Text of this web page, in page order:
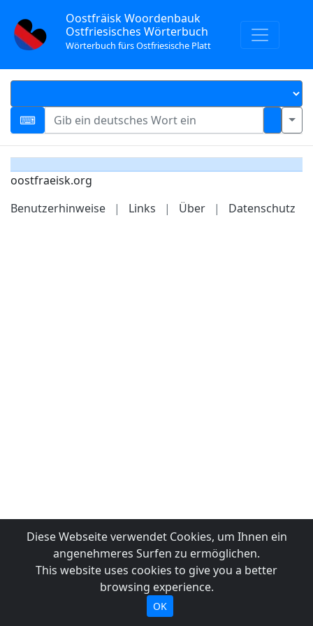
Oostfräisk Woordenbauk
Ostfriesisches Wörterbuch
Wörterbuch fürs Ostfriesische Platt
oostfraeisk.org
Benutzerhinweise
| Links | Über | Datenschutz
Diese Webseite verwendet Cookies, um Ihnen ein
angenehmeres Surfen zu ermöglichen.
This website uses cookies to give you a better
browsing experience.
OK